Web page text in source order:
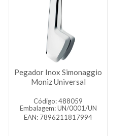
Pegador Inox Simonaggio
Moniz Universal
Código: 488059
Embalagem: UN/0001/UN
EAN: 7896211817994